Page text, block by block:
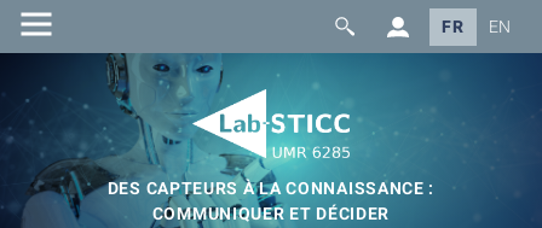
FR EN
DES CAPTEURS À LA CONNAISSANCE :
COMMUNIQUER ET DÉCIDER